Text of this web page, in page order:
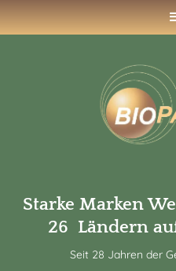
Starke Marken
26 Ländern
Seit 28 Jahren der